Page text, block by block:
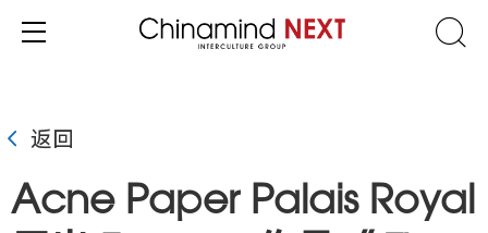
返回
Acne Paper Palais Royal